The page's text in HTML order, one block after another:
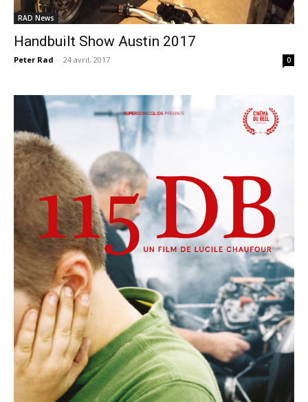
RAD News
Handbuilt Show Austin 2017
Peter Rad - 24 avril, 2017 0